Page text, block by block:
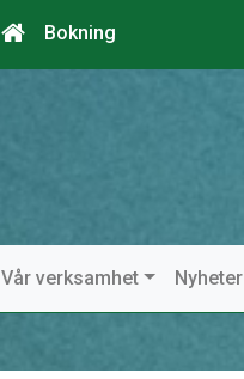
Bokning
Vår verksamhet Nyheter